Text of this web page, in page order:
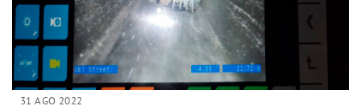
31 AGO 2022